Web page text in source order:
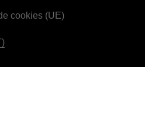
cookies (UE)